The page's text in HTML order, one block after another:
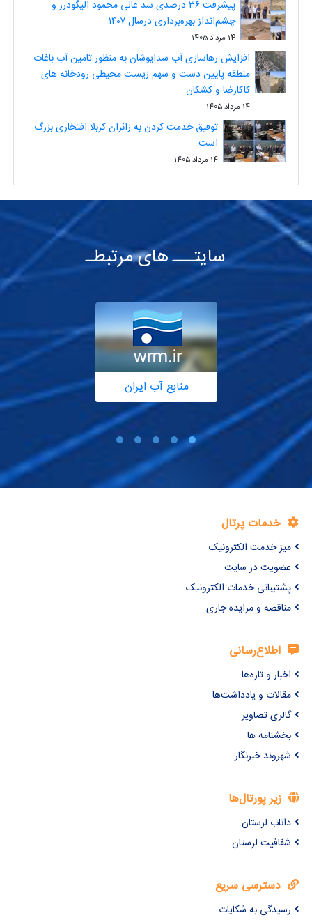
پیشرفت ۳۶ درصدی سد عالی محمود الیگودرز و
چشم‌انداز بهره‌برداری درسال ۱۴۰۷
14 مرداد 1405
افزایش رهاسازی آب سدایوشان به منظور تامین آب باغات
منطقه پایین دست و سهم زیست محیطی رودخانه های
کاکارضا و کشکان
14 مرداد 1405
توفیق خدمت کردن به زائران کربلا افتخاری بزرگ
است
14 مرداد 1405
سایتـــ های مرتبطـ
منابع آب ایران
خدمات پرتال
میز خدمت الکترونیک
عضویت در سایت
پشتیبانی خدمات الکترونیک
مناقصه و مزایده جاری
اطلاع‌رسانی
اخبار و تازه‌ها
مقالات و یادداشت‌ها
گالری تصاویر
بخشنامه ها
شهروند خبرنگار
زیر پورتال‌ها
داناب لرستان
شفافیت لرستان
دسترسی سریع
رسیدگی به شکایات